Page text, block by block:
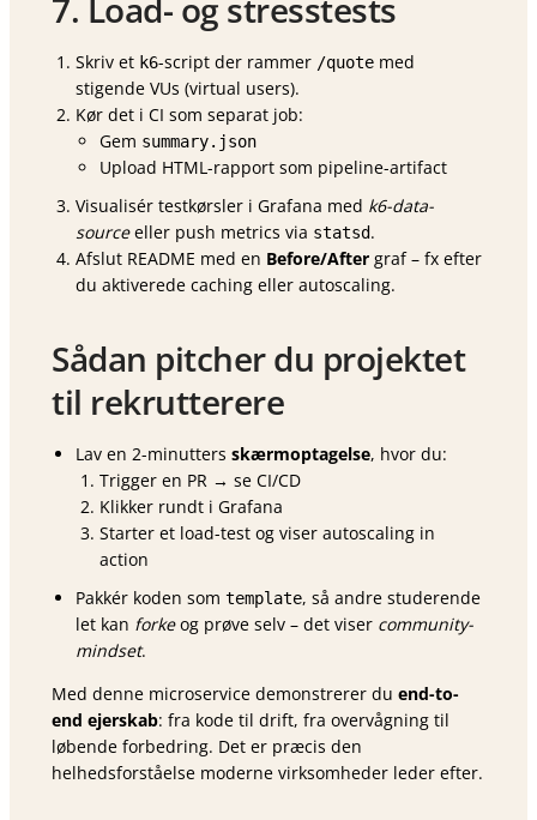
7. Load- og stresstests
Skriv et k6-script der rammer /quote med
stigende VUs (virtual users).
Kør det i CI som separat job:
Gem summary.json
Upload HTML-rapport som pipeline-artifact
Visualisér testkørsler i Grafana med k6-data-
sourceeller push metrics via statsd.
Afslut README med en Before/After graf – fx efter
du aktiverede caching eller autoscaling.
Sådan pitcher du projektet
til rekrutterere
Lav en 2-minutters skærmoptagelse, hvor du:
Trigger en PR → se CI/CD
Klikker rundt i Grafana
Starter et load-test og viser autoscaling in
action
Pakkér koden som template, så andre studerende
let kan forkeog prøve selv – det viser community-
mindset.
Med denne microservice demonstrerer du end-to-
end ejerskab: fra kode til drift, fra overvågning til
løbende forbedring. Det er præcis den
helhedsforståelse moderne virksomheder leder efter.